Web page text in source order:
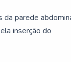
parede
inserção do